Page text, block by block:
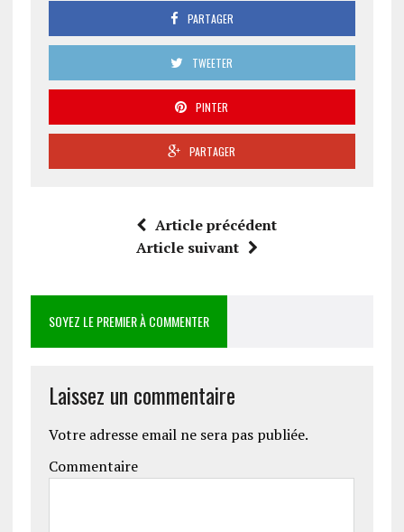
PARTAGER
TWEETER
PINTER
PARTAGER
Article précédent
Article suivant
SOYEZ LE PREMIER À COMMENTER
Laissez un commentaire
Votre adresse email ne sera pas publiée.
Commentaire